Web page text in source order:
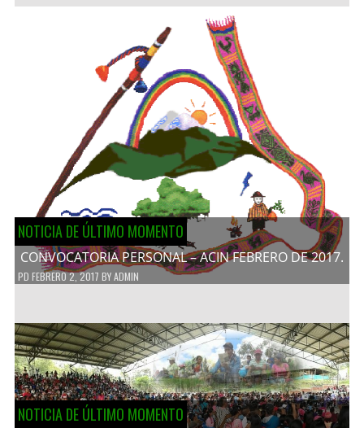
NOTICIA DE ÚLTIMO MOMENTO
CONVOCATORIA PERSONAL – ACIN FEBRERO DE 2017.
PD FEBRERO 2, 2017 BYADMIN
NOTICIA DE ÚLTIMO MOMENTO